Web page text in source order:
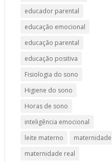
educador parental
educação emocional
educação parental
educação positiva
Fisiologia do sono
Higiene do sono
Horas de sono
inteligência emocional
leite materno
maternidade
maternidade real